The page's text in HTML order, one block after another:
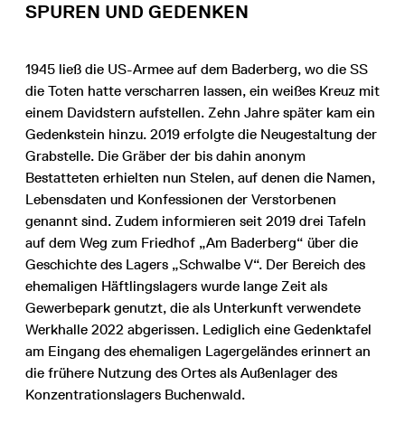
SPUREN UND GEDENKEN
1945 ließ die US-Armee auf dem Baderberg, wo die SS
die Toten hatte verscharren lassen, ein weißes Kreuz mit
einem Davidstern aufstellen. Zehn Jahre später kam ein
Gedenkstein hinzu. 2019 erfolgte die Neugestaltung der
Grabstelle. Die Gräber der bis dahin anonym
Bestatteten erhielten nun Stelen, auf denen die Namen,
Lebensdaten und Konfessionen der Verstorbenen
genannt sind. Zudem informieren seit 2019 drei Tafeln
auf dem Weg zum Friedhof „Am Baderberg“ über die
Geschichte des Lagers „Schwalbe V“. Der Bereich des
ehemaligen Häftlingslagers wurde lange Zeit als
Gewerbepark genutzt, die als Unterkunft verwendete
Werkhalle 2022 abgerissen. Lediglich eine Gedenktafel
am Eingang des ehemaligen Lagergeländes erinnert an
die frühere Nutzung des Ortes als Außenlager des
Konzentrationslagers Buchenwald.